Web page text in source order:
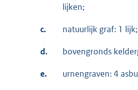
lijken;
c. natuurlijk graf: 1 lijk;
d. bovengronds
e. urnengraven: 4